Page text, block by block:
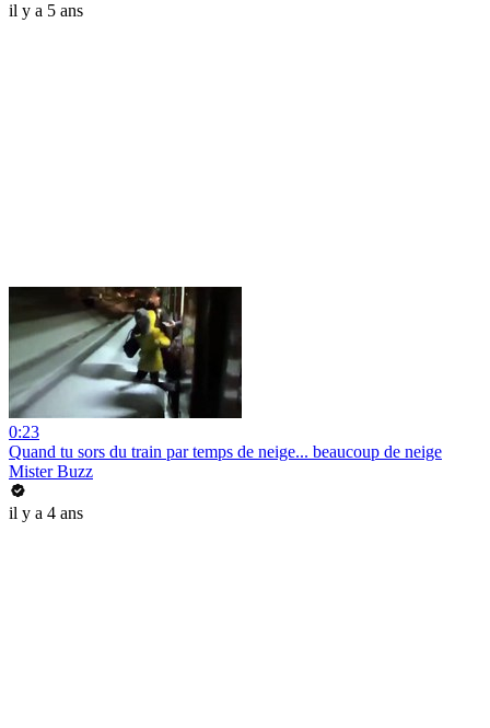
il y a 5 ans
0:23
Quand tu sors du train par temps de neige... beaucoup de neige
Mister Buzz
il y a 4 ans